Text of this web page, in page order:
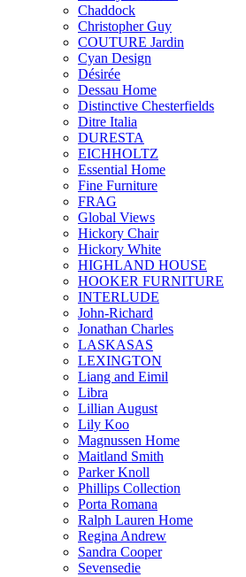
Chaddock
Christopher Guy
COUTURE Jardin
Cyan Design
Désirée
Dessau Home
Distinctive Chesterfields
Ditre Italia
DURESTA
EICHHOLTZ
Essential Home
Fine Furniture
FRAG
Global Views
Hickory Chair
Hickory White
HIGHLAND HOUSE
HOOKER FURNITURE
INTERLUDE
John-Richard
Jonathan Charles
LASKASAS
LEXINGTON
Liang and Eimil
Libra
Lillian August
Lily Koo
Magnussen Home
Maitland Smith
Parker Knoll
Phillips Collection
Porta Romana
Ralph Lauren Home
Regina Andrew
Sandra Cooper
Sevensedie